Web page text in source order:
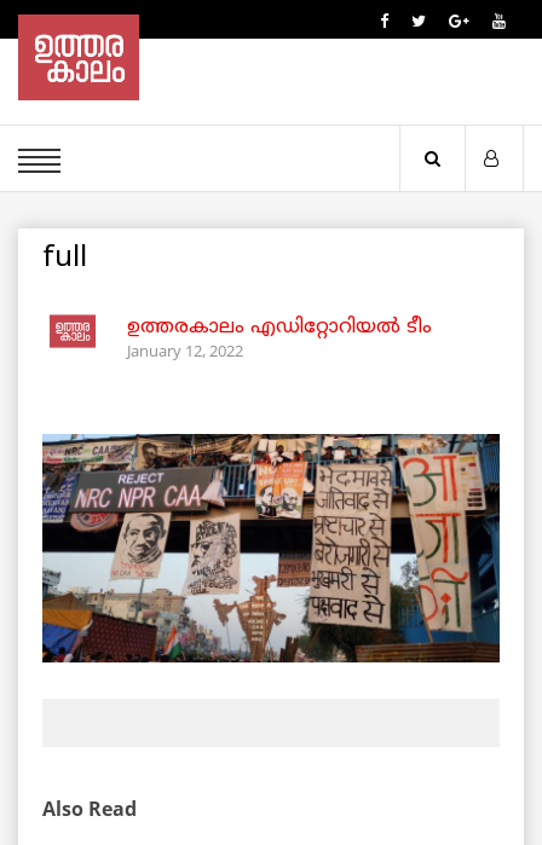
full
ഉത്തരകാലം എഡിറ്റോറിയല്‍ ടീം
January 12, 2022
Also Read